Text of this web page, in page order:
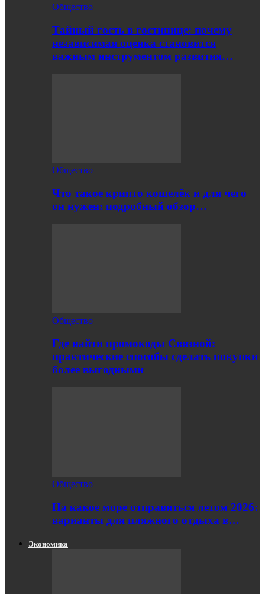
Общество
Тайный гость в гостинице: почему
независимая оценка становится
важным инструментом развития…
Общество
Что такое крипто кошелёк и для чего
он нужен: подробный обзор…
Общество
Где найти промокоды Связной:
практические способы сделать покупки
более выгодными
Общество
На какое море отправиться летом 2026:
варианты для пляжного отдыха в…
Экономика